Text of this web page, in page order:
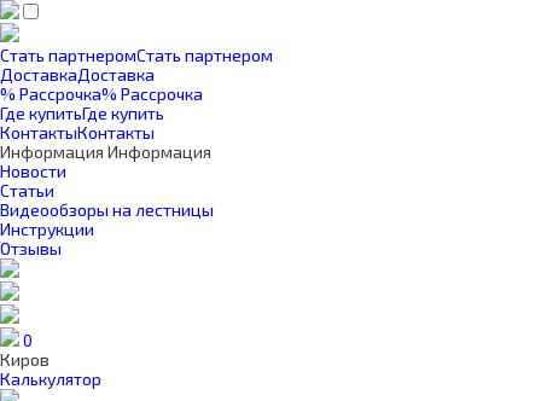
Стать партнеромСтать партнером
ДоставкаДоставка
% Рассрочка% Рассрочка
Где купитьГде купить
КонтактыКонтакты
Информация Информация
Новости
Статьи
Видеообзоры на лестницы
Инструкции
Отзывы
0
Киров
Калькулятор